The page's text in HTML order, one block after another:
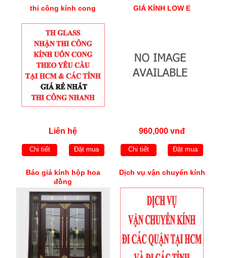
thi công kính cong
Liên hệ
Chi tiết Đặt mua
GIÁ KÍNH LOW E
960,000 vnđ
Chi tiết Đặt mua
Báo giá kính hộp hoa
đồng
Dịch vụ vận chuyển kính